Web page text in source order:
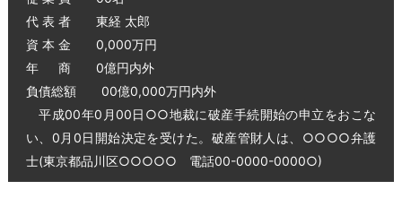
代 表 者 東経 太郎
資 本 金 0,000万円
年 商 0億円内外
負債総額 00億0,000万円内外
平成00年0月00日○○地裁に破産手続開始の申立をおこな
い、0月0日開始決定を受けた。破産管財人は、○○○○弁護
士(東京都品川区○○○○○ 電話00-0000-0000○)